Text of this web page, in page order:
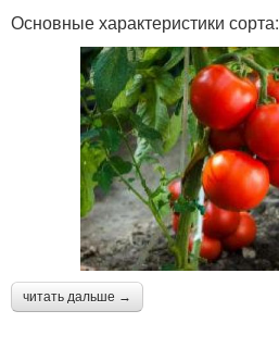
Основные характеристики сорта:
читать дальше →